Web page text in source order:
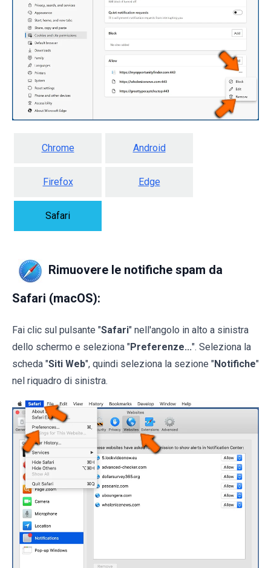
Chrome Android
Firefox Edge
Safari
Rimuovere le notifiche spam da
Safari (macOS):
Fai clic sul pulsante "Safari" nell'angolo in alto a sinistra
dello schermo e seleziona "Preferenze...". Seleziona la
scheda "Siti Web", quindi seleziona la sezione "Notifiche"
nel riquadro di sinistra.